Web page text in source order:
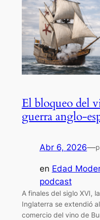
El bloqueo del
guerra anglo-
Abr 6, 2026—
en Edad
podcast
A finales del siglo XVI,
Inglaterra se extendió
comercio del vino de